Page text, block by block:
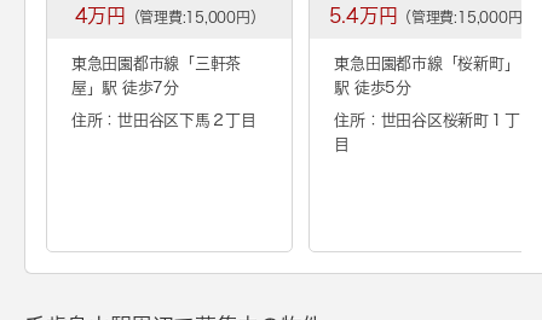
4万円 （管理費:15,000円）
東急田園都市線「 三軒茶
屋 」駅 徒歩7分
住所：世田谷区下馬２丁目
5.4万円 （管理費:15,000円）
東急田園都市線「桜新町」
駅 徒歩5分
住所：世田谷区桜新町１丁
目